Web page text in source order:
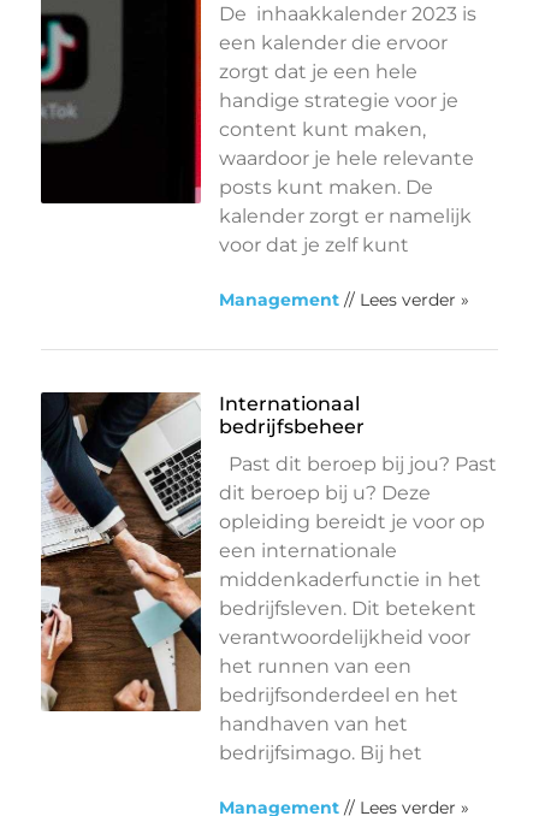
De inhaakkalender 2023 is
een kalender die ervoor
zorgt dat je een hele
handige strategie voor je
content kunt maken,
waardoor je hele relevante
posts kunt maken. De
kalender zorgt er namelijk
voor dat je zelf kunt
Management // Lees verder »
Internationaal
bedrijfsbeheer
Past dit beroep bij jou? Past
dit beroep bij u? Deze
opleiding bereidt je voor op
een internationale
middenkaderfunctie in het
bedrijfsleven. Dit betekent
verantwoordelijkheid voor
het runnen van een
bedrijfsonderdeel en het
handhaven van het
bedrijfsimago. Bij het
Management // Lees verder »